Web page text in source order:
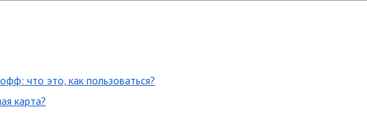
что это, как пользоваться?
карта?